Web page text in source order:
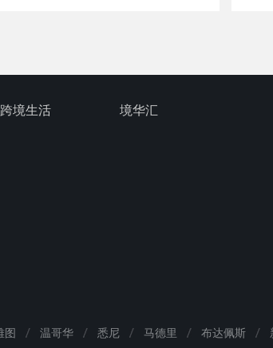
跨境生活 境华汇
图 温哥华 悉尼 马德里 布达佩斯